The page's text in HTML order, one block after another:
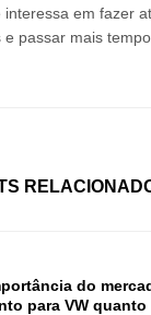
interessa em fazer
e passar mais
do
para VW quanto